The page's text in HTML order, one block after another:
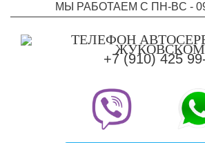
МЫ РАБОТАЕМ С ПН-ВC -
+7 (910) 425